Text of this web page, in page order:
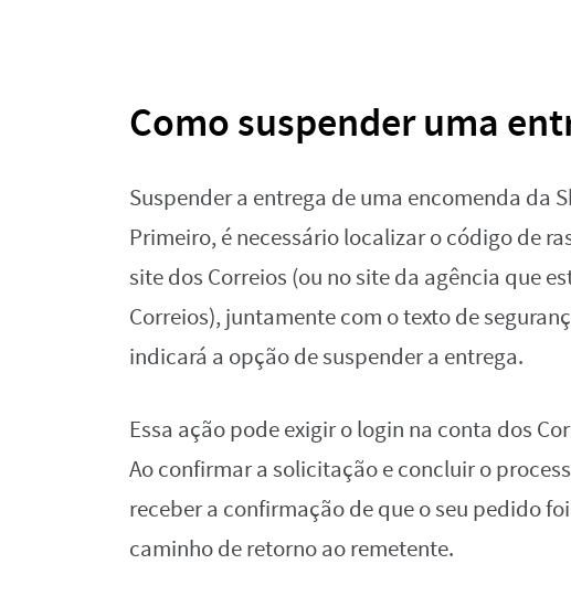
Como suspender uma
Suspender a entrega de uma encomenda da
Primeiro, é necessário localizar o código de
site dos Correios (ou no site da agência que
Correios), juntamente com o texto de
indicará a opção de suspender a entrega.
Essa ação pode exigir o login na conta dos
Ao confirmar a solicitação e concluir o
receber a confirmação de que o seu pedido
caminho de retorno ao remetente.